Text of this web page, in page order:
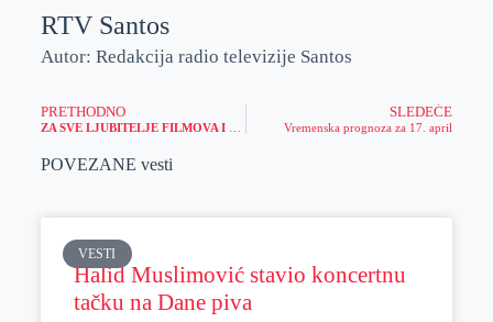
RTV Santos
Autor: Redakcija radio televizije Santos
PRETHODNO SLEDEĆE
Vremenska prognoza za 17. april
POVEZANE vesti
VESTI
Halid Muslimović stavio koncertnu
tačku na Dane piva